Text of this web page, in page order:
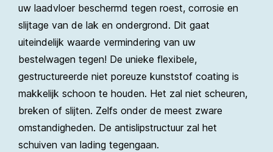
uw laadvloer beschermd tegen roest, corrosie en
slijtage van de lak en ondergrond. Dit gaat
uiteindelijk waarde vermindering van uw
bestelwagen tegen! De unieke flexibele,
gestructureerde niet poreuze kunststof coating is
makkelijk schoon te houden. Het zal niet scheuren,
breken of slijten. Zelfs onder de meest zware
omstandigheden. De antislipstructuur zal het
schuiven van lading tegengaan.